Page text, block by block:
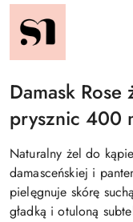
NAZWA
PRODUCENTA:
STARA
MYDLARNIA
Damask
prysznic 400
Naturalny żel do
damasceńskiej i
pielęgnuje skórę
gładką i otuloną